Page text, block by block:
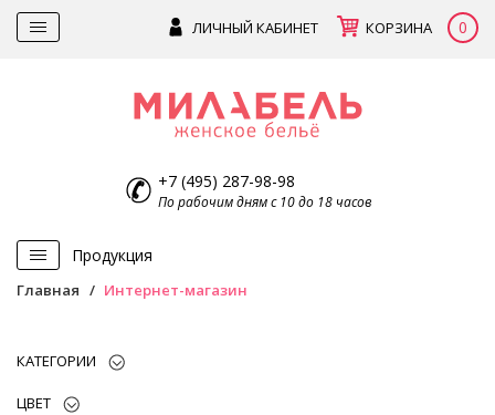
ЛИЧНЫЙ КАБИНЕТ КОРЗИНА 0
+7 (495) 287-98-98
По рабочим дням с 10 до 18 часов
Продукция
Главная Интернет-магазин
КАТЕГОРИИ
ЦВЕТ